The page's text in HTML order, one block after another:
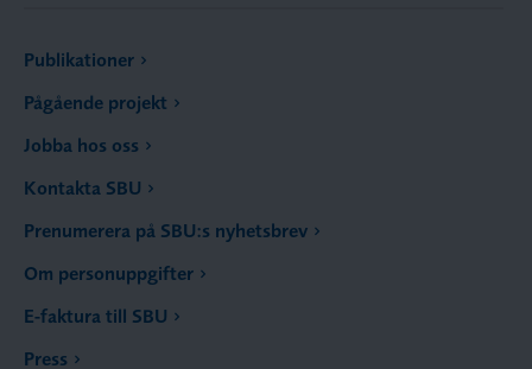
Publikationer
Pågående projekt
Jobba hos oss
Kontakta SBU
Prenumerera på SBU:s nyhetsbrev
Om personuppgifter
E-faktura till SBU
Press